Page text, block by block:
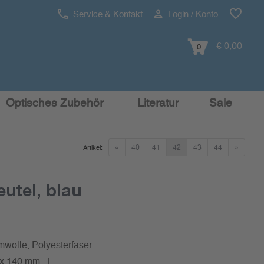
Service & Kontakt Login / Konto
0 € 0,00
Optisches Zubehör Literatur Sale
« 40 41 42 43 44 »
Artikel:
blau
Polyesterfaser
140 mm - L